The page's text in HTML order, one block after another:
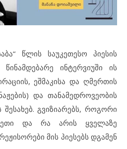
წლის საუკეთესო პიესის
წინამდებარე ინტერვიუში ის
ეშმაკისა და ღმერთის
და თანამედროვეობის
გვიზიარებს, როგორი
და რა არის ყველაზე
მის პიესებს დგამენ